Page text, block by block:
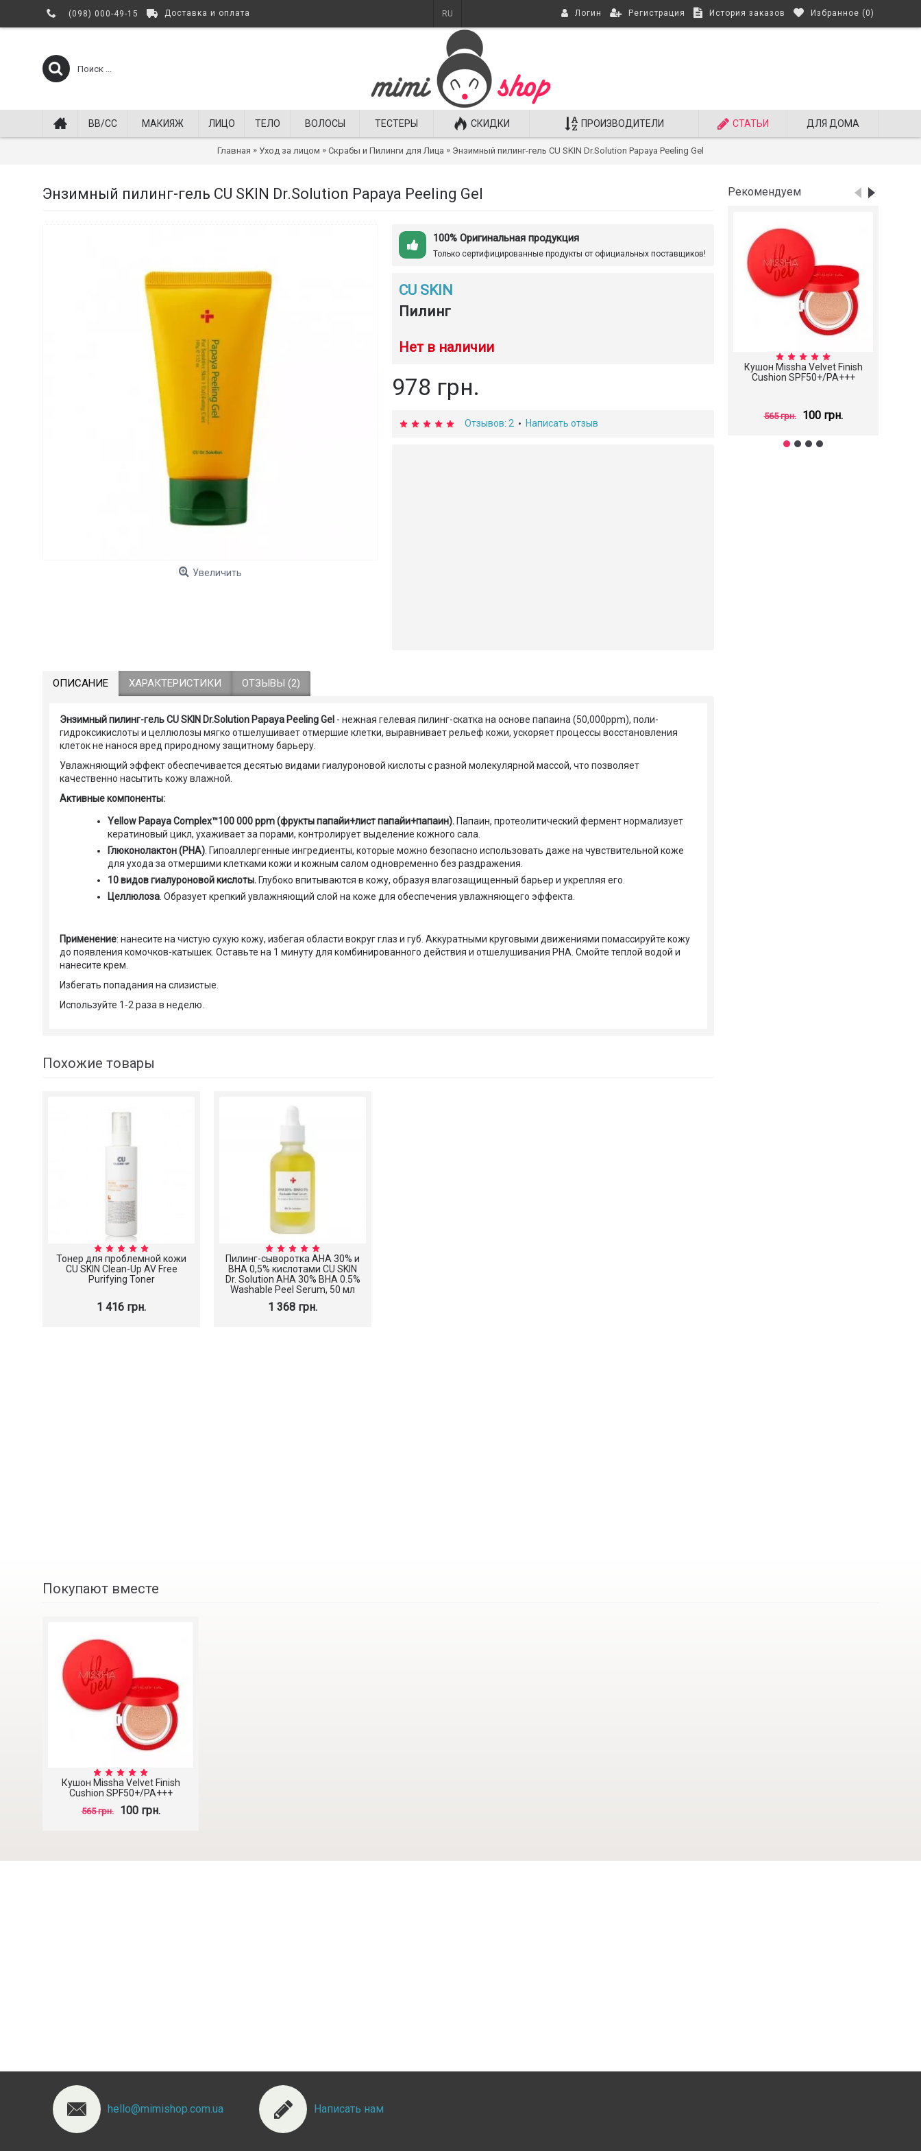
(098) 000-49-15 Доставка и оплата RU Логин Регистрация История заказов Избранное (0)
BB/СС МАКИЯЖ ЛИЦО ТЕЛО ВОЛОСЫ ТЕСТЕРЫ СКИДКИ ПРОИЗВОДИТЕЛИ СТАТЬИ ДЛЯ ДОМА
Главная » Уход за лицом » Скрабы и Пилинги для Лица » Энзимный пилинг-гель СU SKIN Dr.Solution Papaya Peeling Gel
Рекомендуем
Кушон Missha Velvet Finish
Cushion SPF50+/PA+++
565 грн. 100 грн.
Энзимный пилинг-гель СU SKIN Dr.Solution Papaya Peeling Gel
Увеличить
100% Оригинальная продукция
Только сертифицированные продукты от официальных поставщиков!
CU SKIN
Пилинг
Нет в наличии
978 грн.
Отзывов: 2 • Написать отзыв
ОПИСАНИЕ ХАРАКТЕРИСТИКИ ОТЗЫВЫ (2)
Энзимный пилинг-гель СU SKIN Dr.Solution Papaya Peeling Gel - нежная гелевая пилинг-скатка на основе папаина (50,000ppm), поли-
гидроксикислоты и целлюлозы мягко отшелушивает отмершие клетки, выравнивает рельеф кожи, ускоряет процессы восстановления
клеток не нанося вред природному защитному барьеру.
Увлажняющий эффект обеспечивается десятью видами гиалуроновой кислоты с разной молекулярной массой, что позволяет
качественно насытить кожу влажной.
Активные компоненты:
Yellow Papaya Complex™100 000 ppm (фрукты папайи+лист папайи+папаин). Папаин, протеолитический фермент нормализует
кератиновый цикл, ухаживает за порами, контролирует выделение кожного сала.
Глюконолактон (PHA) . Гипоаллергенные ингредиенты, которые можно безопасно использовать даже на чувствительной коже
для ухода за отмершими клетками кожи и кожным салом одновременно без раздражения.
10 видов гиалуроновой кислоты. Глубоко впитываются в кожу, образуя влагозащищенный барьер и укрепляя его.
Целлюлоза . Образует крепкий увлажняющий слой на коже для обеспечения увлажняющего эффекта.
Применение: нанесите на чистую сухую кожу, избегая области вокруг глаз и губ. Аккуратными круговыми движениями помассируйте кожу
до появления комочков-катышек. Оставьте на 1 минуту для комбинированного действия и отшелушивания PHA. Смойте теплой водой и
нанесите крем.
Избегать попадания на слизистые.
Используйте 1-2 раза в неделю.
Похожие товары
Тонер для проблемной кожи
CU SKIN Clean-Up AV Free
Purifying Toner
1 416 грн.
Пилинг-сыворотка AHA 30% и
BHA 0,5% кислотами CU SKIN
Dr. Solution AHA 30% BHA 0.5%
Washable Peel Serum, 50 мл
1 368 грн.
Покупают вместе
Кушон Missha Velvet Finish
Cushion SPF50+/PA+++
565 грн. 100 грн.
hello@mimishop.com.ua Написать нам